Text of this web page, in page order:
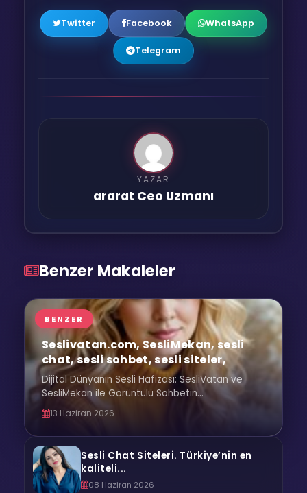
Twitter Facebook WhatsApp
Telegram
YAZAR
ararat Ceo Uzmanı
Benzer Makaleler
BENZER
Seslivatan.com, SesliMekan, sesli
chat, sesli sohbet, sesli siteler,
Dijital Dünyanın Sesli Hafızası: SesliVatan ve
SesliMekan ile Görüntülü Sohbetin...
13 Haziran 2026
Sesli Chat Siteleri. Türkiye’nin en
kaliteli...
08 Haziran 2026